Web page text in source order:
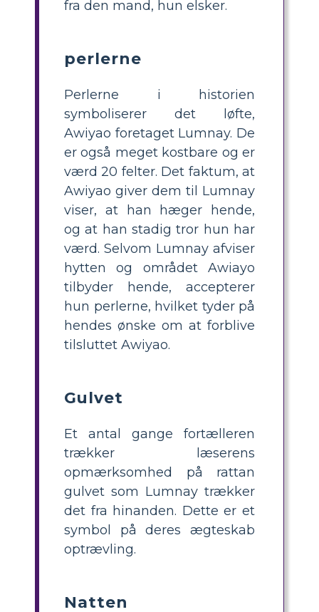
fra den mand, hun elsker.
perlerne
Perlerne i historien
symboliserer det løfte,
Awiyao foretaget Lumnay. De
er også meget kostbare og er
værd 20 felter. Det faktum, at
Awiyao giver dem til Lumnay
viser, at han hæger hende,
og at han stadig tror hun har
værd. Selvom Lumnay afviser
hytten og området Awiayo
tilbyder hende, accepterer
hun perlerne, hvilket tyder på
hendes ønske om at forblive
tilsluttet Awiyao.
Gulvet
Et antal gange fortælleren
trækker læserens
opmærksomhed på rattan
gulvet som Lumnay trækker
det fra hinanden. Dette er et
symbol på deres ægteskab
optrævling.
Natten